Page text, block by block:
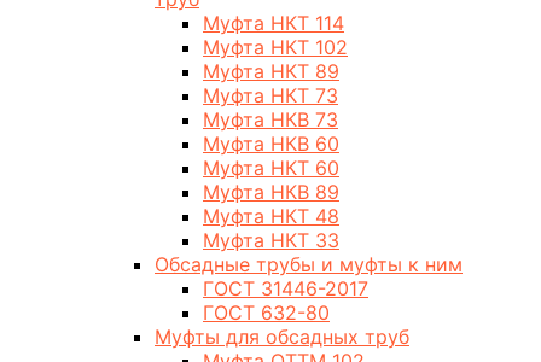
Муфта НКТ 114
Муфта НКТ 102
Муфта НКТ 89
Муфта НКТ 73
Муфта НКВ 73
Муфта НКВ 60
Муфта НКТ 60
Муфта НКВ 89
Муфта НКТ 48
Муфта НКТ 33
Обсадные трубы и муфты к ним
ГОСТ 31446-2017
ГОСТ 632-80
Муфты для обсадных труб